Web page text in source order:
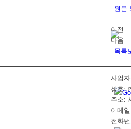
원문
이전
다음
목록
사업
상호:
주소:
이메
전화